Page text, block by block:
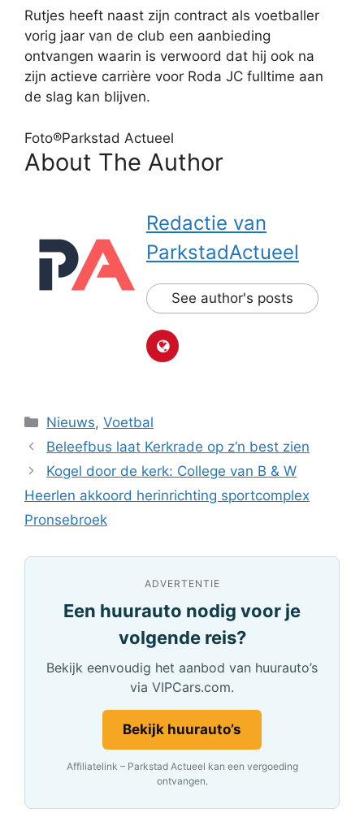
Rutjes heeft naast zijn contract als voetballer
vorig jaar van de club een aanbieding
ontvangen waarin is verwoord dat hij ook na
zijn actieve carrière voor Roda JC fulltime aan
de slag kan blijven.
Foto®Parkstad Actueel
About The Author
Redactie van
ParkstadActueel
See author's posts
Categorieën
Nieuws,Voetbal
Beleefbus laat Kerkrade op z‘n best zien
Kogel door de kerk: College van B & W
Heerlen akkoord herinrichting sportcomplex
Pronsebroek
ADVERTENTIE
Een huurauto nodig voor je
volgende reis?
Bekijk eenvoudig het aanbod van huurauto’s
via VIPCars.com.
Bekijk huurauto’s
Affiliatelink – Parkstad Actueel kan een vergoeding
ontvangen.